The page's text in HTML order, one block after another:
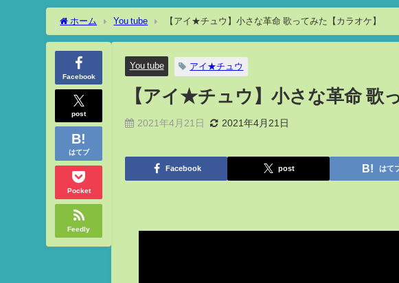
ホーム You tube 【アイ★チュウ】小さな革命 歌ってみた【カラオケ】
Facebook
post
はてブ
Pocket
Feedly
You tube アイ★チュウ
【アイ★チュウ】小さな革命 歌
2021年4月21日 2021年4月21日
Facebook post はて